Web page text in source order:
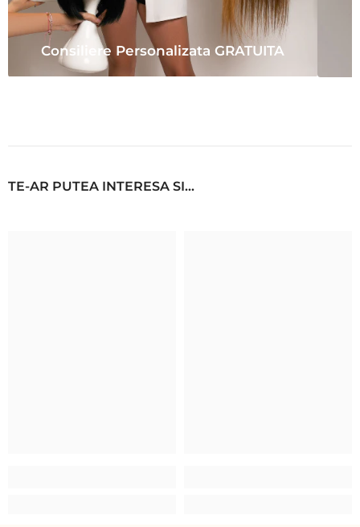
Consiliere Personalizata GRATUITA
TE-AR PUTEA INTERESA SI...